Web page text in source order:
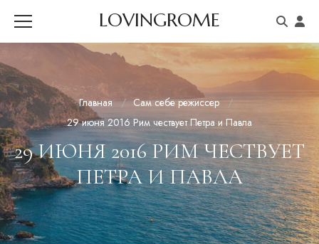
LOVINGROME
Главная
Сам себе режиссер
29 июня 2016 Рим чествует Петра и Павла
29 ИЮНЯ 2016 РИМ ЧЕСТВУЕТ
ПЕТРА И ПАВЛА